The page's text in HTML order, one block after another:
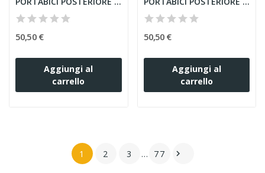
50,50 €
Aggiungi al
carrello
50,50 €
Aggiungi al
carrello
1 2 3 … 77 